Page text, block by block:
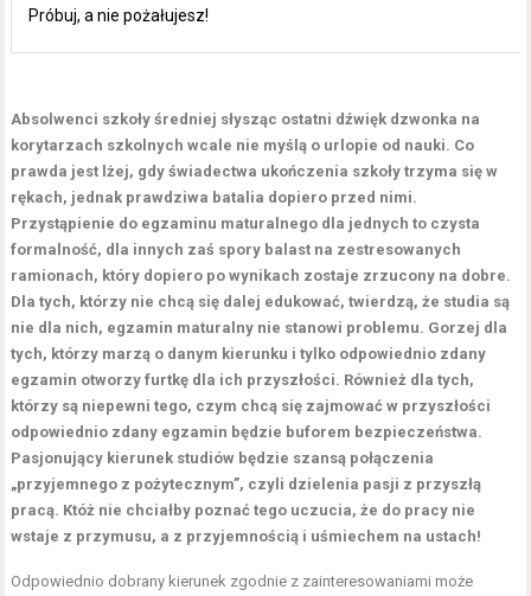
Próbuj, a nie pożałujesz!
Absolwenci szkoły średniej słysząc ostatni dźwięk dzwonka na
korytarzach szkolnych wcale nie myślą o urlopie od nauki. Co
prawda jest lżej, gdy świadectwa ukończenia szkoły trzyma się w
rękach, jednak prawdziwa batalia dopiero przed nimi.
Przystąpienie do egzaminu maturalnego dla jednych to czysta
formalność, dla innych zaś spory balast na zestresowanych
ramionach, który dopiero po wynikach zostaje zrzucony na dobre.
Dla tych, którzy nie chcą się dalej edukować, twierdzą, że studia są
nie dla nich, egzamin maturalny nie stanowi problemu. Gorzej dla
tych, którzy marzą o danym kierunku i tylko odpowiednio zdany
egzamin otworzy furtkę dla ich przyszłości. Również dla tych,
którzy są niepewni tego, czym chcą się zajmować w przyszłości
odpowiednio zdany egzamin będzie buforem bezpieczeństwa.
Pasjonujący kierunek studiów będzie szansą połączenia
„przyjemnego z pożytecznym”, czyli dzielenia pasji z przyszłą
pracą. Któż nie chciałby poznać tego uczucia, że do pracy nie
wstaje z przymusu, a z przyjemnością i uśmiechem na ustach!
Odpowiednio dobrany kierunek zgodnie z zainteresowaniami może